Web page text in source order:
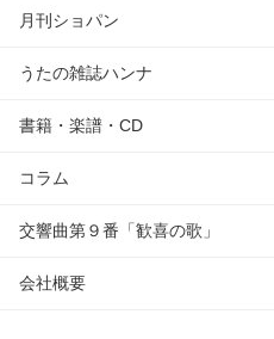
月刊ショパン
うたの雑誌ハンナ
書籍・楽譜・CD
コラム
交響曲第９番「歓喜の歌」
会社概要